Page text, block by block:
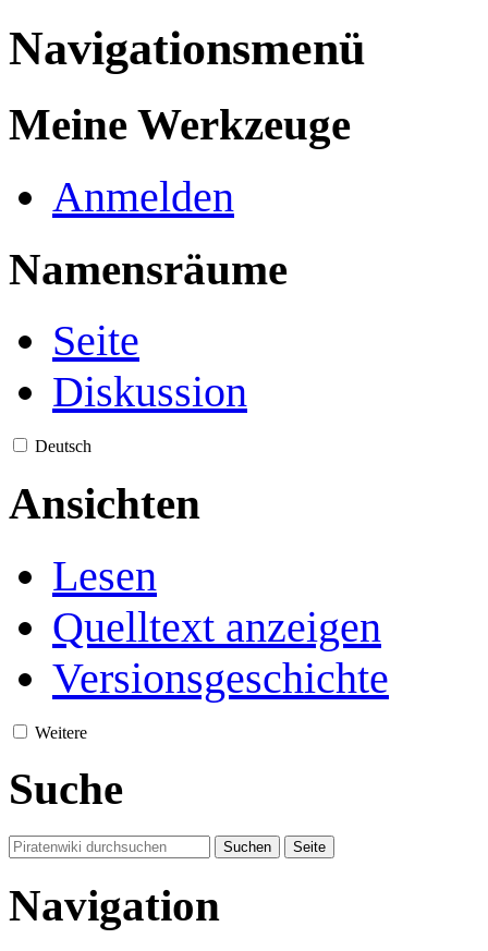
Navigationsmenü
Meine Werkzeuge
Anmelden
Namensräume
Seite
Diskussion
Deutsch
Ansichten
Lesen
Quelltext anzeigen
Versionsgeschichte
Weitere
Suche
Navigation